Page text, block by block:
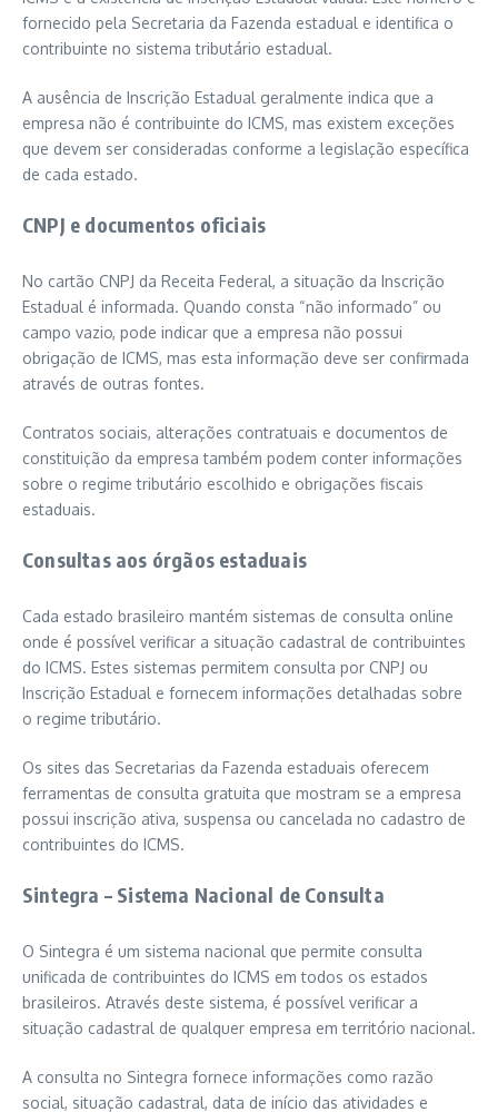
fornecido pela Secretaria da Fazenda estadual e identifica o
contribuinte no sistema tributário estadual.
A ausência de Inscrição Estadual geralmente indica que a
empresa não é contribuinte do ICMS, mas existem exceções
que devem ser consideradas conforme a legislação específica
de cada estado.
CNPJ e documentos oficiais
No cartão CNPJ da Receita Federal, a situação da Inscrição
Estadual é informada. Quando consta “não informado” ou
campo vazio, pode indicar que a empresa não possui
obrigação de ICMS, mas esta informação deve ser confirmada
através de outras fontes.
Contratos sociais, alterações contratuais e documentos de
constituição da empresa também podem conter informações
sobre o regime tributário escolhido e obrigações fiscais
estaduais.
Consultas aos órgãos estaduais
Cada estado brasileiro mantém sistemas de consulta online
onde é possível verificar a situação cadastral de contribuintes
do ICMS. Estes sistemas permitem consulta por CNPJ ou
Inscrição Estadual e fornecem informações detalhadas sobre
o regime tributário.
Os sites das Secretarias da Fazenda estaduais oferecem
ferramentas de consulta gratuita que mostram se a empresa
possui inscrição ativa, suspensa ou cancelada no cadastro de
contribuintes do ICMS.
Sintegra – Sistema Nacional de Consulta
O Sintegra é um sistema nacional que permite consulta
unificada de contribuintes do ICMS em todos os estados
brasileiros. Através deste sistema, é possível verificar a
situação cadastral de qualquer empresa em território nacional.
A consulta no Sintegra fornece informações como razão
social, situação cadastral, data de início das atividades e